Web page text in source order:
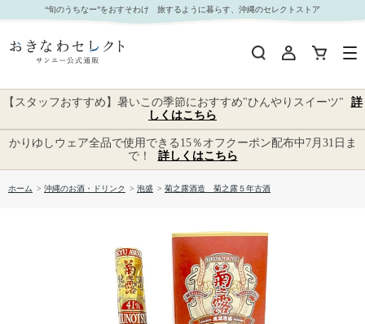
菊之露酒造 菊之露５年古酒｜おきなわセレクト サンエー公式通販
“旬のうちなー”をおすそわけ 旅するように暮らす、沖縄のセレクトストア
【スタッフおすすめ】暑いこの季節におすすめ"ひんやりスイーツ"
詳
しくはこちら
かりゆしウェア全品で使用できる15％オフクーポン配布中7月31日ま
で！
詳しくはこちら
ホーム > 沖縄のお酒・ドリンク > 泡盛 > 菊之露酒造 菊之露５年古酒